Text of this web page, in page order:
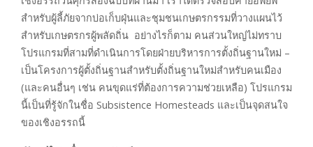
สำหรับผู้ลี้ภัยจากบ่อเก็บฝุ่นและชุมชนเกษตรกรรมที่วางแผนไว้
สำหรับเกษตรกรผู้พลัดถิ่น อย่างไรก็ตาม คนส่วนใหญ่ไม่ทราบ
โปรแกรมที่สามที่ดำเนินการโดยฝ่ายบริหารการตั้งถิ่นฐานใหม่ –
เป็นโครงการผู้ตั้งถิ่นฐานสำหรับตั้งถิ่นฐานใหม่สำหรับคนเมือง
(และคนอื่นๆ เช่น คนขุดแร่ที่ต้องการความช่วยเหลือ) โปรแกรม
นี้เป็นที่รู้จักในชื่อ Subsistence Homesteads และเป็นจุดสนใจ
ของเชิงอรรถนี้